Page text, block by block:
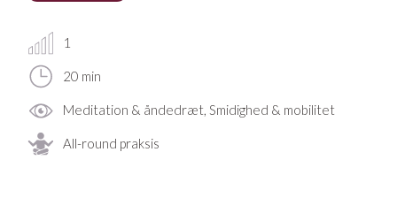
1
20 min
Meditation & åndedræt, Smidighed & mobilitet
All-round praksis
du det lækreste yogatøj og yogaudstyr, og som medlem
af YogaStream får du 25% rabat på det hele. Se mere her